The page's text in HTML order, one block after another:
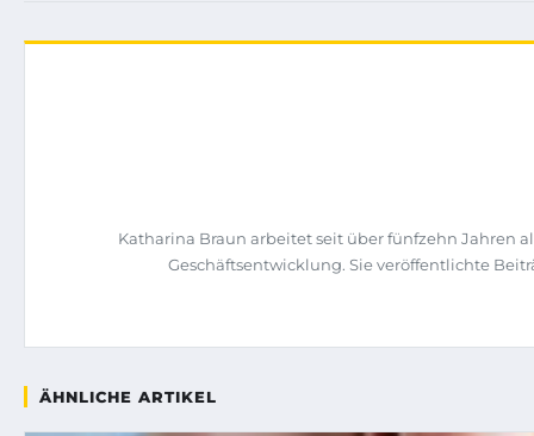
Katharina Braun arbeitet seit über fünfzehn Jahren
Geschäftsentwicklung. Sie veröffentlichte
ÄHNLICHE ARTIKEL